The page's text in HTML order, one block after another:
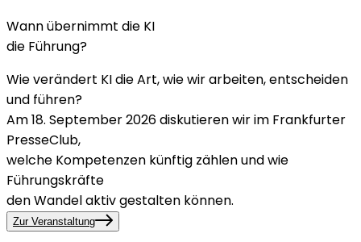
Wann übernimmt die KI
die Führung?
Wie verändert KI die Art, wie wir arbeiten, entscheiden
und führen?
Am 18. September 2026 diskutieren wir im Frankfurter
PresseClub,
welche Kompetenzen künftig zählen und wie
Führungskräfte
den Wandel aktiv gestalten können.
Zur Veranstaltung